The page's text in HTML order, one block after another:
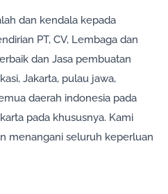
dan kendala kepada
PT, CV, Lembaga dan
dan Jasa pembuatan
Jakarta, pulau jawa,
daerah indonesia pada
pada khususnya. Kami
menangani seluruh keperluan